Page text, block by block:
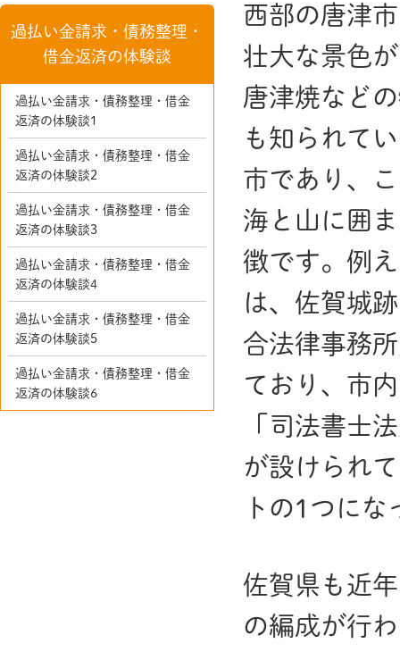
西部の唐津
壮大な景色
唐津焼など
も知られて
市であり、
海と山に囲
徴です。例
は、佐賀城
合法律事務
ており、市
「司法書士
が設けられ
トの1つに
佐賀県も近
の編成が行
過払い金請求・債務整理・
借金返済の体験談
過払い金請求・債務整理・借金
返済の体験談1
過払い金請求・債務整理・借金
返済の体験談2
過払い金請求・債務整理・借金
返済の体験談3
過払い金請求・債務整理・借金
返済の体験談4
過払い金請求・債務整理・借金
返済の体験談5
過払い金請求・債務整理・借金
返済の体験談6